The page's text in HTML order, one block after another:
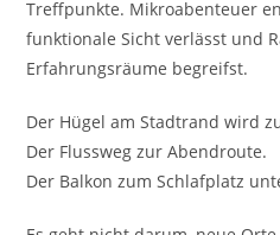
Treffpunkte. Mikroabenteuer
funktionale Sicht verlässt und
Erfahrungsräume begreifst.
Der Hügel am Stadtrand wird
Der Flussweg zur Abendroute.
Der Balkon zum Schlafplatz